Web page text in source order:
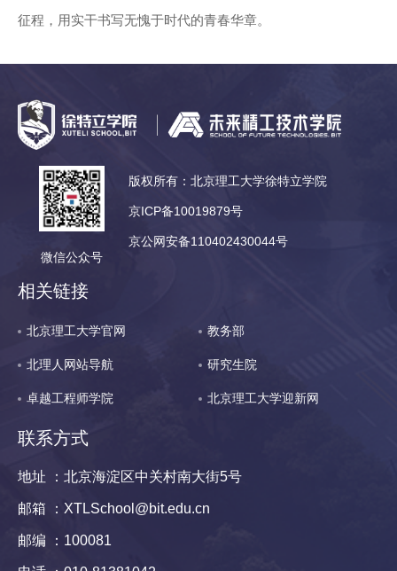
征程，用实干书写无愧于时代的青春华章。
微信公众号
版权所有：北京理工大学徐特立学院
京ICP备10019879号
京公网安备110402430044号
相关链接
北京理工大学官网 教务部
北理人网站导航 研究生院
卓越工程师学院 北京理工大学迎新网
联系方式
地址 ：北京海淀区中关村南大街5号
邮箱 ：XTLSchool@bit.edu.cn
邮编 ：100081